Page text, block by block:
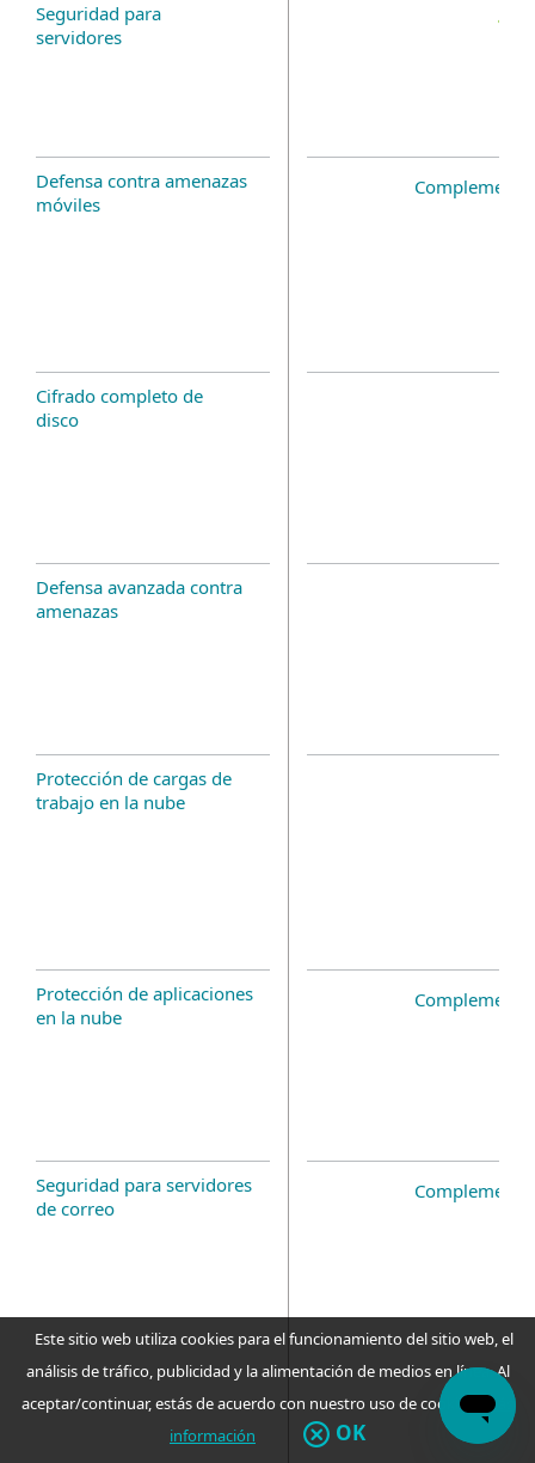
Seguridad para
servidores
Defensa contra amenazas
móviles
Cifrado completo de
disco
Defensa avanzada contra
amenazas
Protección de cargas de
trabajo en la nube
Protección de aplicaciones
en la nube
Seguridad para servidores
de correo
Este sitio web utiliza cookies para el funcionamiento del sitio web, el
análisis de tráfico, publicidad y la alimentación de medios en línea. Al
aceptar/continuar, estás de acuerdo con nuestro uso de cookies.
Más
información
OK